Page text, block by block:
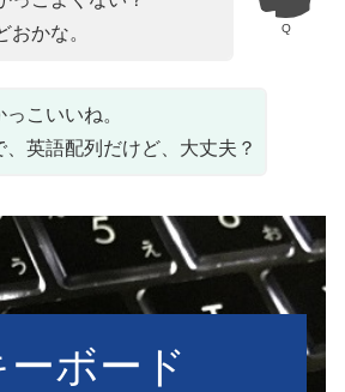
Q
おかな。
こいいね。
、英語配列だけど、大丈夫？
ーボード